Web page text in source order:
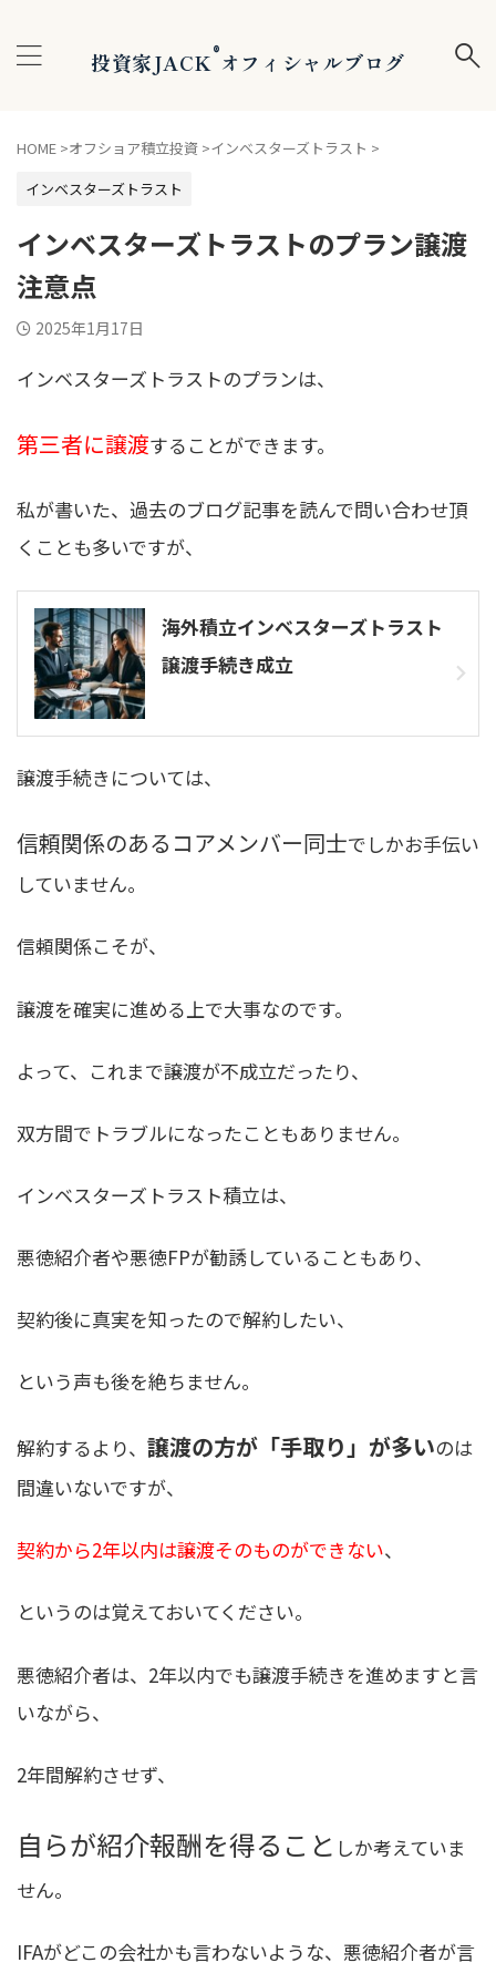
投資家JACK®オフィシャルブログ
HOME >オフショア積立投資 >インベスターズトラスト >
インベスターズトラスト
インベスターズトラストのプラン譲渡
注意点
2025年1月17日
インベスターズトラストのプランは、
第三者に譲渡することができます。
私が書いた、過去のブログ記事を読んで問い合わせ頂
くことも多いですが、
海外積立インベスターズトラスト
譲渡手続き成立
譲渡手続きについては、
信頼関係のあるコアメンバー同士でしかお手伝い
していません。
信頼関係こそが、
譲渡を確実に進める上で大事なのです。
よって、これまで譲渡が不成立だったり、
双方間でトラブルになったこともありません。
インベスターズトラスト積立は、
悪徳紹介者や悪徳FPが勧誘していることもあり、
契約後に真実を知ったので解約したい、
という声も後を絶ちません。
解約するより、 譲渡の方が「手取り」が多いのは
間違いないですが、
契約から2年以内は譲渡そのものができない、
というのは覚えておいてください。
悪徳紹介者は、2年以内でも譲渡手続きを進めますと言
いながら、
2年間解約させず、
自らが紹介報酬を得ること しか考えていま
せん。
IFAがどこの会社かも言わないような、悪徳紹介者が言